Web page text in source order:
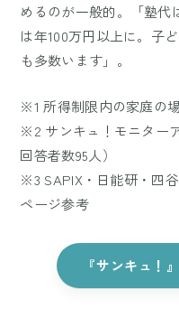
めるのが一般的。「塾代
は年100万円以上に。子
も多数います」。
※1 所得制限内の家庭の
※2 サンキュ！モニター
回答者数95人）
※3 SAPIX・日能研・四
ページ参考
『サンキュ！